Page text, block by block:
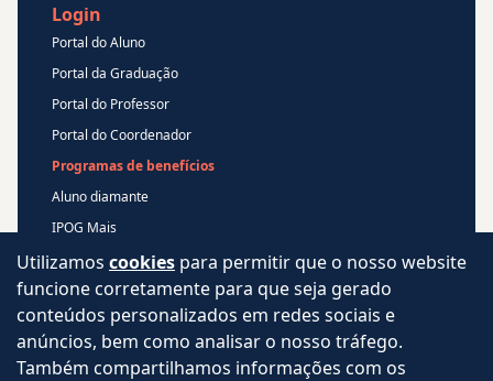
Login
Portal do Aluno
Portal da Graduação
Portal do Professor
Portal do Coordenador
Programas de benefícios
Aluno diamante
IPOG Mais
Blog
Central de Atendimento
Perguntas Frequentes
Aviso de privacidade
Utilizamos cookies para permitir que o nosso website
funcione corretamente para que seja gerado
conteúdos personalizados em redes sociais e
anúncios, bem como analisar o nosso tráfego.
Também compartilhamos informações com os